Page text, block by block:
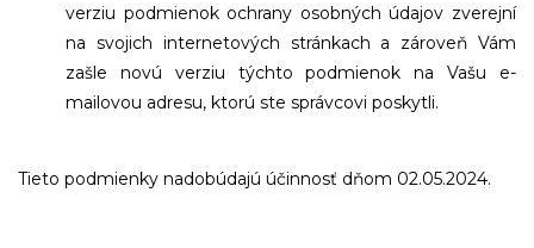
verziu podmienok ochrany osobných údajov zverejní
na svojich internetových stránkach a zároveň Vám
zašle novú verziu týchto podmienok na Vašu e-
mailovou adresu, ktorú ste správcovi poskytli.
Tieto podmienky nadobúdajú účinnosť dňom 02.05.2024.